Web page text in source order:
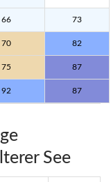
66 73
70 82
75 87
92 87
See